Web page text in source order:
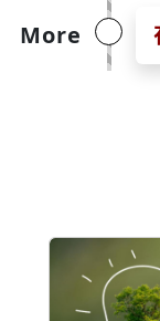
More